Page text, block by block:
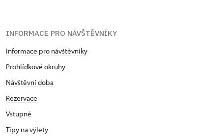
INFORMACE PRO NÁVŠTĚVNÍKY
Informace pro návštěvníky
Prohlídkové okruhy
Návštěvní doba
Rezervace
Vstupné
Tipy na výlety